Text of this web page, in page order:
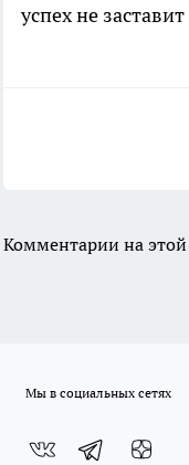
успех не заставит
Комментарии на
Мы в социальных сетях